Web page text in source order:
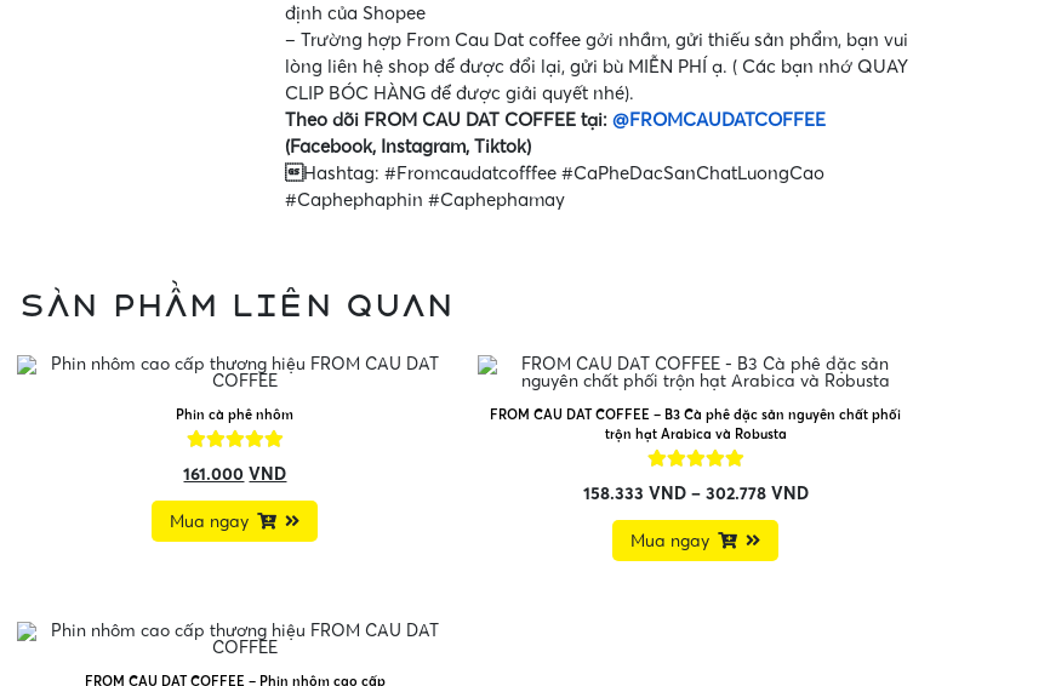
định của Shopee
– Trường hợp From Cau Dat coffee gởi nhầm, gửi thiếu sản phẩm, bạn vui
lòng liên hệ shop để được đổi lại, gửi bù MIỄN PHÍ ạ. ( Các bạn nhớ QUAY
CLIP BÓC HÀNG để được giải quyết nhé).
Theo dõi FROM CAU DAT COFFEE tại: @FROMCAUDATCOFFEE
(Facebook, Instagram, Tiktok)
Hashtag: #Fromcaudatcofffee #CaPheDacSanChatLuongCao
#Caphephaphin #Caphephamay
Sản phẩm liên quan
Phin cà phê nhôm
161.000 VND
Mua ngay
FROM CAU DAT COFFEE – B3 Cà phê đặc sản nguyên chất phối
trộn hạt Arabica và Robusta
158.333 VND– 302.778 VND
Mua ngay
FROM CAU DAT COFFEE – Phin nhôm cao cấp